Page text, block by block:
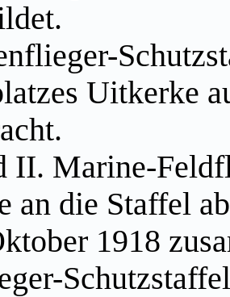
Uitkerke
II. Marine-
an die Staffel
1918